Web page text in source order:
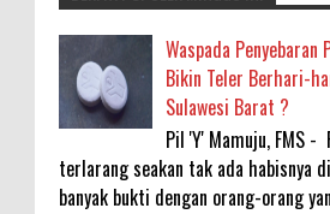
Waspada
Bikin Teler Berhari-
Sulawesi Barat ?
Pil 'Y' Mamuju, FMS -
terlarang seakan tak ada habisnya
banyak bukti dengan orang-orang